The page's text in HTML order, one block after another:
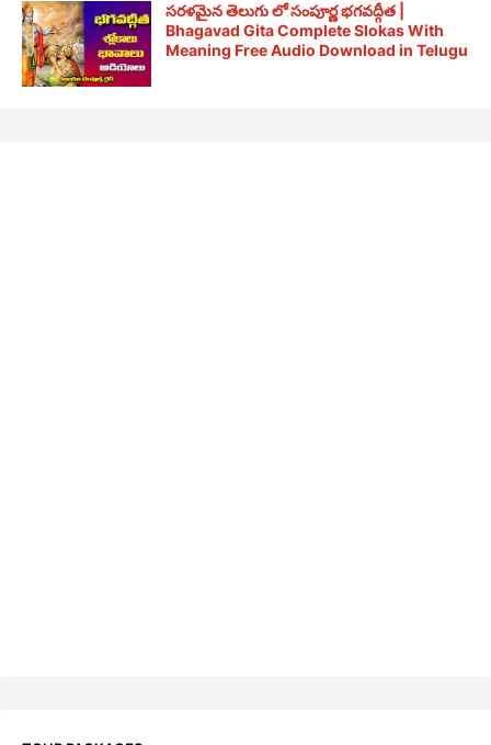
సరళమైన తెలుగు లో సంపూర్ణ భగవద్గీత |
Bhagavad Gita Complete Slokas With
Meaning Free Audio Download in Telugu